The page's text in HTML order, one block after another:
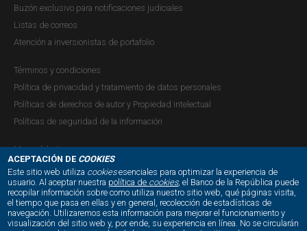
ACEPTACIÓN DE COOKIES
Este sitio web utiliza cookiesesenciales para optimizar la experiencia de
usuario. Al aceptar nuestra política de cookies, el Banco de la República puede
recopilar información sobre como utiliza nuestro sitio web, qué páginas visita,
el tiempo que pasa en ellas y en general, recolección de estadísticas de
navegación. Utilizaremos esta información para mejorar el funcionamiento y
visualización del sitio web y, por ende, su experiencia en línea. No se circularán
Buzón exclusivo para notificaciones judiciales
Listas de correos
Atención a inversionistas de portafolio
Términos y condiciones
Política de privacidad y tratamiento de datos personales
Políticas de derechos de autor y Propiedad intelectual
Políticas de seguridad de la información
Mapa del sitio
NUESTRAS REDES SOCIALES: